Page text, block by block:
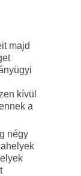
majd
kívül
a
négy